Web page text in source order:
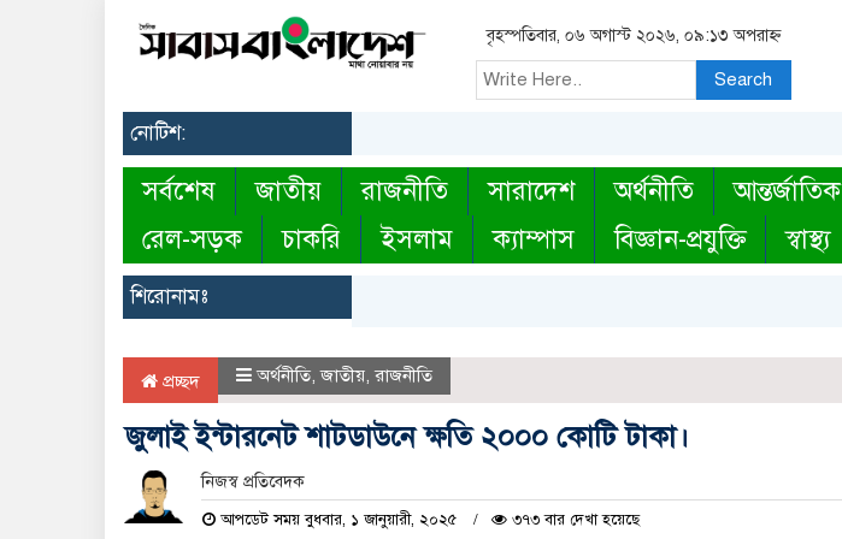
বৃহস্পতিবার, ০৬ অগাস্ট ২০২৬, ০৯:১৩ অপরাহ্ন
Search
নোটিশ:
সর্বশেষ জাতীয় রাজনীতি সারাদেশ অর্থনীতি আন্তর্জাতিক
রেল-সড়ক
চাকরি ইসলাম ক্যাম্পাস বিজ্ঞান-প্রযুক্তি স্বাস্থ্য
শিরোনামঃ
প্রচ্ছদ অর্থনীতি,জাতীয়, রাজনীতি
জুলাই ইন্টারনেট শাটডাউনে ক্ষতি ২০০০ কোটি টাকা।
নিজস্ব প্রতিবেদক
আপডেট সময় বুধবার, ১ জানুয়ারী, ২০২৫ ৩৭৩ বার দেখা হয়েছে